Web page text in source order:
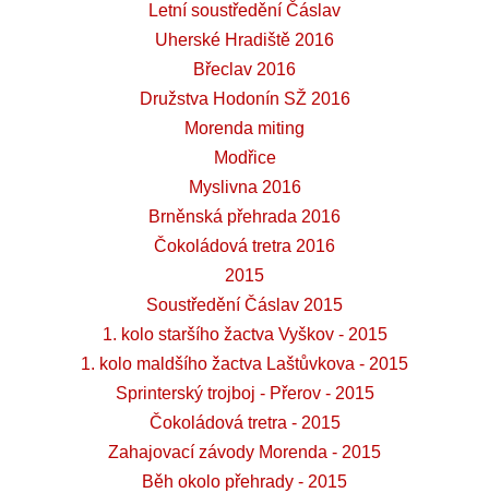
Letní soustředění Čáslav
Uherské Hradiště 2016
Břeclav 2016
Družstva Hodonín SŽ 2016
Morenda miting
Modřice
Myslivna 2016
Brněnská přehrada 2016
Čokoládová tretra 2016
2015
Soustředění Čáslav 2015
1. kolo staršího žactva Vyškov - 2015
1. kolo maldšího žactva Laštůvkova - 2015
Sprinterský trojboj - Přerov - 2015
Čokoládová tretra - 2015
Zahajovací závody Morenda - 2015
Běh okolo přehrady - 2015